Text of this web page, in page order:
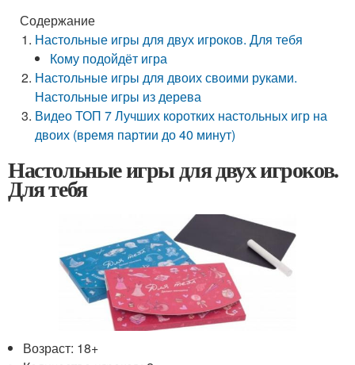
Содержание
Настольные игры для двух игроков. Для тебя
Кому подойдёт игра
Настольные игры для двоих своими руками.
Настольные игры из дерева
Видео ТОП 7 Лучших коротких настольных игр на
двоих (время партии до 40 минут)
Настольные игры для двух игроков.
Для тебя
Возраст: 18+